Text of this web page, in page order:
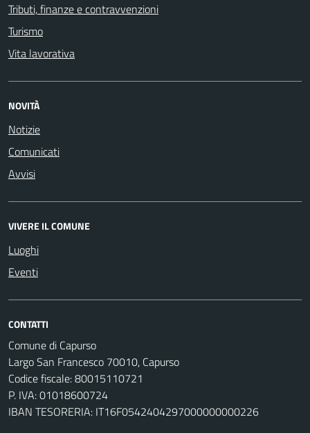
Tributi, finanze e contravvenzioni
Turismo
Vita lavorativa
NOVITÀ
Notizie
Comunicati
Avvisi
VIVERE IL COMUNE
Luoghi
Eventi
CONTATTI
Comune di Capurso
Largo San Francesco 70010, Capurso
Codice fiscale: 80015110721
P. IVA: 01018600724
IBAN TESORERIA: IT16F0542404297000000000226